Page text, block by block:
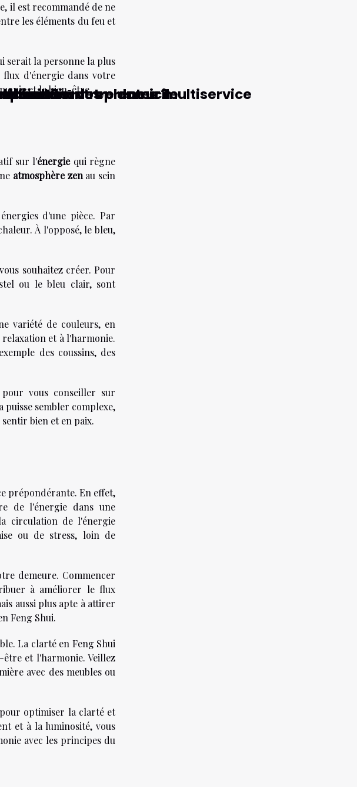
il est recommandé de ne
les éléments du feu et
serait la personne la plus
flux d'énergie dans votre
et le bien-être.
sur l'énergiequi règne
atmosphère zenau sein
d'une pièce. Par
À l'opposé, le bleu,
souhaitez créer. Pour
ou le bleu clair, sont
variété de couleurs, en
et à l'harmonie.
des coussins, des
vous conseiller sur
puisse sembler complexe,
bien et en paix.
prépondérante. En effet,
de l'énergie dans une
circulation de l'énergie
ou de stress, loin de
demeure. Commencer
à améliorer le flux
aussi plus apte à attirer
Feng Shui.
La clarté en Feng Shui
et l'harmonie. Veillez
avec des meubles ou
optimiser la clarté et
et à la luminosité, vous
avec les principes du
? des plantes ?
mobilier
laveurs
maisonentrepreneur multiservice
dans votre domicile